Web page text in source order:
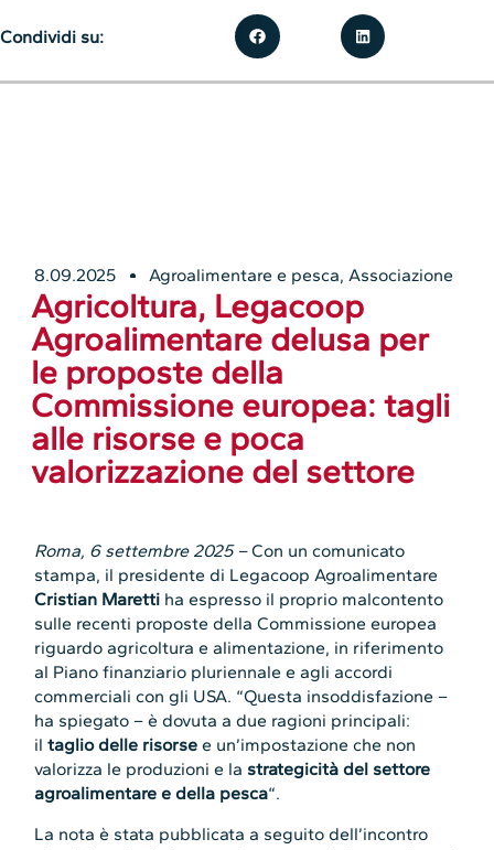
8.09.2025 Agroalimentare e pesca,Associazione
Agricoltura, Legacoop
Agroalimentare delusa per
le proposte della
Commissione europea: tagli
alle risorse e poca
valorizzazione del settore
Roma, 6 settembre 2025 –Con un comunicato
stampa, il presidente di Legacoop Agroalimentare
Cristian Maretti ha espresso il proprio malcontento
sulle recenti proposte della Commissione europea
riguardo agricoltura e alimentazione, in riferimento
al Piano finanziario pluriennale e agli accordi
commerciali con gli USA. “Questa insoddisfazione –
ha spiegato – è dovuta a due ragioni principali:
iltaglio delle risorse e un’impostazione che non
valorizza le produzioni e la strategicità del settore
agroalimentare e della pesca“.
La nota è stata pubblicata a seguito dell’incontro
Condividi su: